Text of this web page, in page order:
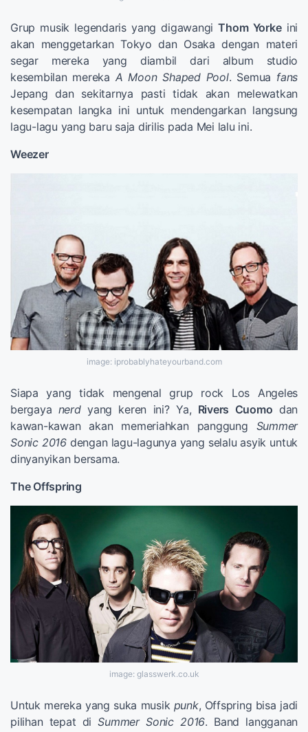
Grup musik legendaris yang digawangiThom Yorkeini
akan menggetarkan Tokyo dan Osaka dengan materi
segar mereka yang diambil dari album studio
kesembilan mereka A Moon Shaped Pool. Semua fans
Jepang dan sekitarnya pasti tidak akan melewatkan
kesempatan langka ini untuk mendengarkan langsung
lagu-lagu yang baru saja dirilis pada Mei lalu ini.
Weezer
image: iprobablyhateyourband.com
Siapa yang tidak mengenal grup rock Los Angeles
bergaya nerdyang keren ini? Ya, Rivers Cuomo dan
kawan-kawan akan memeriahkan panggung Summer
Sonic 2016dengan lagu-lagunya yang selalu asyik untuk
dinyanyikan bersama.
The Offspring
image: glasswerk.co.uk
Untuk mereka yang suka musik punk, Offspring bisa jadi
pilihan tepat diSummer Sonic 2016. Band langganan